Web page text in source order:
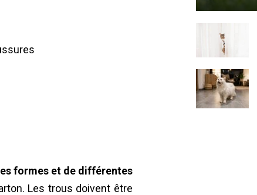
formes et de différentes
Les trous doivent être